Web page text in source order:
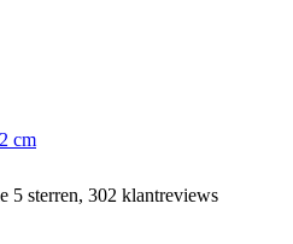
cm
5 sterren, 302 klantreviews